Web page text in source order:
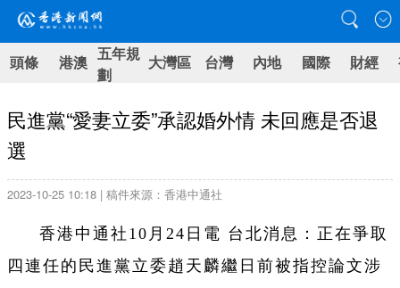
頭條 港澳 五年規
劃
大灣區 台灣 內地 國際 財經
民進黨“愛妻立委”承認婚外情 未回應是否退
選
2023-10-25 10:18 | 稿件來源：香港中通社
香港中通社10月24日電 台北消息：正在爭取
四連任的民進黨立委趙天麟繼日前被指控論文涉